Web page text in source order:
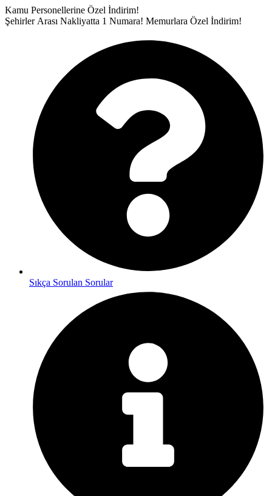
İçeriğe
atla
Kamu Personellerine Özel İndirim!
Şehirler Arası Nakliyatta 1 Numara! Memurlara Özel İndirim!
Sıkça Sorulan Sorular